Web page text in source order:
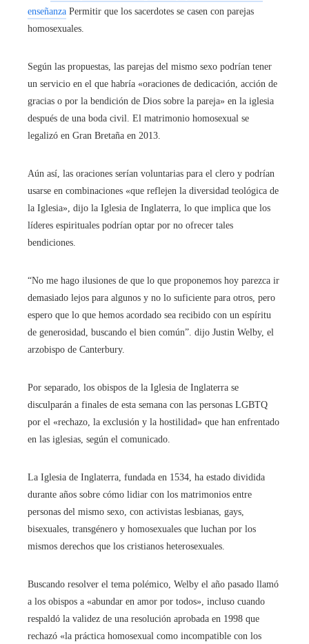
enseñanza Permitir que los sacerdotes se casen con parejas
homosexuales.
Según las propuestas, las parejas del mismo sexo podrían tener
un servicio en el que habría «oraciones de dedicación, acción de
gracias o por la bendición de Dios sobre la pareja» en la iglesia
después de una boda civil. El matrimonio homosexual se
legalizó en Gran Bretaña en 2013.
Aún así, las oraciones serían voluntarias para el clero y podrían
usarse en combinaciones «que reflejen la diversidad teológica de
la Iglesia», dijo la Iglesia de Inglaterra, lo que implica que los
líderes espirituales podrían optar por no ofrecer tales
bendiciones.
“No me hago ilusiones de que lo que proponemos hoy parezca ir
demasiado lejos para algunos y no lo suficiente para otros, pero
espero que lo que hemos acordado sea recibido con un espíritu
de generosidad, buscando el bien común”. dijo Justin Welby, el
arzobispo de Canterbury.
Por separado, los obispos de la Iglesia de Inglaterra se
disculparán a finales de esta semana con las personas LGBTQ
por el «rechazo, la exclusión y la hostilidad» que han enfrentado
en las iglesias, según el comunicado.
La Iglesia de Inglaterra, fundada en 1534, ha estado dividida
durante años sobre cómo lidiar con los matrimonios entre
personas del mismo sexo, con activistas lesbianas, gays,
bisexuales, transgénero y homosexuales que luchan por los
mismos derechos que los cristianos heterosexuales.
Buscando resolver el tema polémico, Welby el año pasado llamó
a los obispos a «abundar en amor por todos», incluso cuando
respaldó la validez de una resolución aprobada en 1998 que
rechazó «la práctica homosexual como incompatible con los